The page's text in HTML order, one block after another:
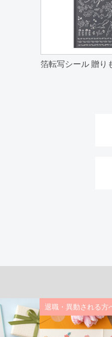
箔転写シール 贈り
退職・異動される方